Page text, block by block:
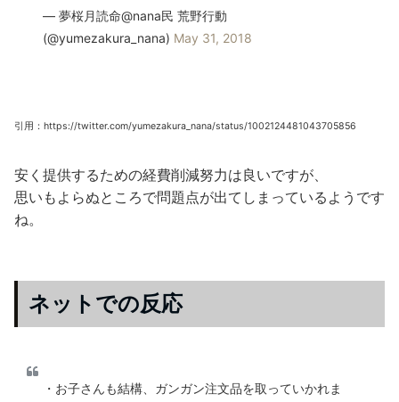
— 夢桜月読命@nana民 荒野行動
(@yumezakura_nana) May 31, 2018
引用：https://twitter.com/yumezakura_nana/status/1002124481043705856
安く提供するための経費削減努力は良いですが、
思いもよらぬところで問題点が出てしまっているようです
ね。
ネットでの反応
・お子さんも結構、ガンガン注文品を取っていかれま